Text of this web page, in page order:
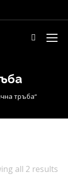
Search:
тръба“
all 2 results